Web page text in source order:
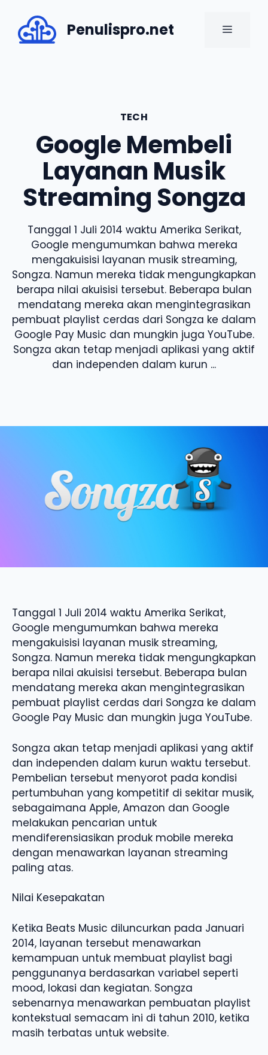
content
Penulispro.net MENU
TECH
Google Membeli
Layanan Musik
Streaming Songza
Tanggal 1 Juli 2014 waktu Amerika Serikat,
Google mengumumkan bahwa mereka
mengakuisisi layanan musik streaming,
Songza. Namun mereka tidak mengungkapkan
berapa nilai akuisisi tersebut. Beberapa bulan
mendatang mereka akan mengintegrasikan
pembuat playlist cerdas dari Songza ke dalam
Google Pay Music dan mungkin juga YouTube.
Songza akan tetap menjadi aplikasi yang aktif
dan independen dalam kurun ...
Tanggal 1 Juli 2014 waktu Amerika Serikat,
Google mengumumkan bahwa mereka
mengakuisisi layanan musik streaming,
Songza. Namun mereka tidak mengungkapkan
berapa nilai akuisisi tersebut. Beberapa bulan
mendatang mereka akan mengintegrasikan
pembuat playlist cerdas dari Songza ke dalam
Google Pay Music dan mungkin juga YouTube.
Songza akan tetap menjadi aplikasi yang aktif
dan independen dalam kurun waktu tersebut.
Pembelian tersebut menyorot pada kondisi
pertumbuhan yang kompetitif di sekitar musik,
sebagaimana Apple, Amazon dan Google
melakukan pencarian untuk
mendiferensiasikan produk mobile mereka
dengan menawarkan layanan streaming
paling atas.
Nilai Kesepakatan
Ketika Beats Music diluncurkan pada Januari
2014, layanan tersebut menawarkan
kemampuan untuk membuat playlist bagi
penggunanya berdasarkan variabel seperti
mood, lokasi dan kegiatan. Songza
sebenarnya menawarkan pembuatan playlist
kontekstual semacam ini di tahun 2010, ketika
masih terbatas untuk website.